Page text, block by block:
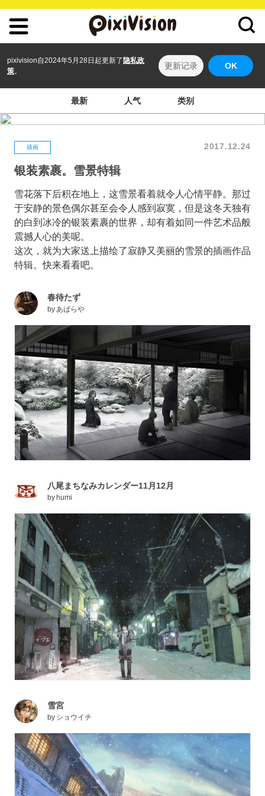
pixivision自2024年5月28日起更新了 隐私政
策。
更新记录 OK
最新 人气 类别
插画 2017.12.24
银装素裹。雪景特辑
雪花落下后积在地上，这雪景看着就令人心情平静。那过
于安静的景色偶尔甚至会令人感到寂寞，但是这冬天独有
的白到冰冷的银装素裹的世界，却有着如同一件艺术品般
震撼人心的美呢。
这次，就为大家送上描绘了寂静又美丽的雪景的插画作品
特辑。快来看看吧。
春待たず
byあばらや
八尾まちなみカレンダー11月12月
byhumi
雪宮
by ショウイチ